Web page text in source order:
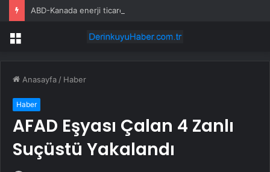
Menü
Anasayfa / Haber
Haber
AFAD Eşyası Çalan 4 Zanlı
Suçüstü Yakalandı